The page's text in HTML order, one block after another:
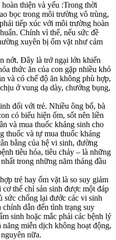
thiện và yếu :Trong thời
bọc trong môi trường vô trùng,
tiếp xúc với môi trường hoàn
Chính vì thế, nếu sức đề
xuyên bị ốm vặt như cảm
nớt. Đây là trở ngại lớn khiến
thức ăn của con gặp nhiều khó
và có chế độ ăn không phù hợp,
ở vung dạ dày, chướng bụng,
đối với trẻ. Nhiều ông bố, bà
có biểu hiện ốm, sốt nên liền
và mua thuốc kháng sinh cho
thuốc và tự mua thuốc kháng
bằng của hệ vi sinh, đường
tiêu hóa, tiêu chảy – là những
trong những năm tháng đầu
trẻ hay ốm vặt là so suy giảm
thể chỉ sản sinh được một đáp
sức chống lại đước các vi sinh
dẫn đến tình trạng suy
sinh hoặc mắc phải các bệnh lý
năng miễn dịch không hoạt động,
nữa.